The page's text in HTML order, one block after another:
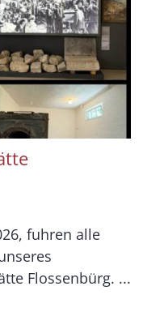
fuhren alle
Flossenbürg. ...